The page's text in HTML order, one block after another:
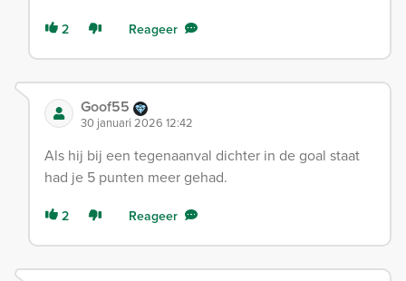
2 Reageer
Goof55
30 januari 2026 12:42
Als hij bij een tegenaanval dichter in de goal staat
had je 5 punten meer gehad.
2 Reageer